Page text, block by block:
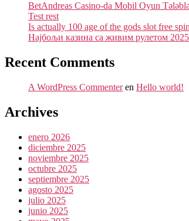
BetAndreas Casino-da Mobil Oyun
Test rest
Is actually 100 age of the gods slot free
Најбољи казина са живим рулетом
Recent Comments
A WordPress Commenteren Hello world!
Archives
enero 2026
diciembre 2025
noviembre 2025
octubre 2025
septiembre 2025
agosto 2025
julio 2025
junio 2025